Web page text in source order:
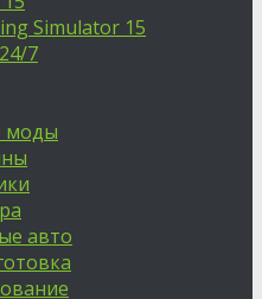
Simulator 15
7
моды
авто